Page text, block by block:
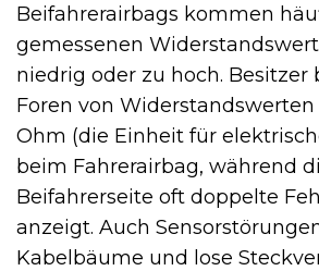
Beifahrerairbags kommen
gemessenen
niedrig oder zu hoch. Besitzer
Foren von Widerstandswerten
Ohm (die Einheit für
beim Fahrerairbag, während
Beifahrerseite oft doppelte
anzeigt. Auch
Kabelbäume und lose